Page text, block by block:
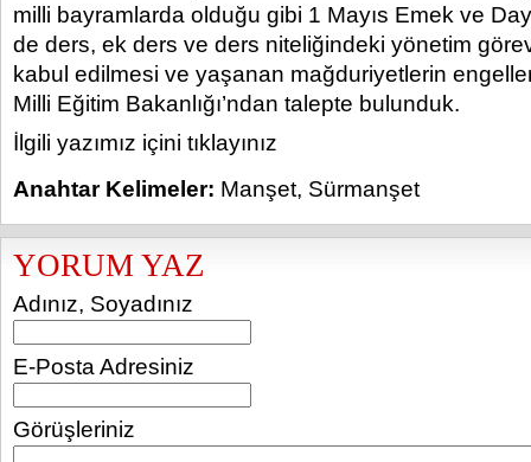
milli bayramlarda olduğu gibi 1 Mayıs Emek ve
de ders, ek ders ve ders niteliğindeki yönetim
kabul edilmesi ve yaşanan mağduriyetlerin
Milli Eğitim Bakanlığı’ndan talepte bulunduk.
İlgili yazımız içini tıklayınız
Anahtar Kelimeler: Manşet, Sürmanşet
YORUM YAZ
Adınız, Soyadınız
E-Posta Adresiniz
Görüşleriniz